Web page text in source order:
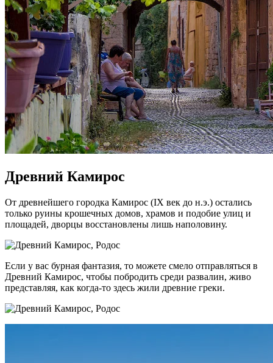
Древний Камирос
От древнейшего городка Камирос (IX век до н.э.) остались
только руины крошечных домов, храмов и подобие улиц и
площадей, дворцы восстановлены лишь наполовину.
Если у вас бурная фантазия, то можете смело отправляться в
Древний Камирос, чтобы побродить среди развалин, живо
представляя, как когда-то здесь жили древние греки.